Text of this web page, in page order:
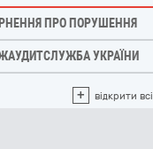
ПРО ПОРУШЕННЯ
УКРАЇНИ
+ відкрити всі